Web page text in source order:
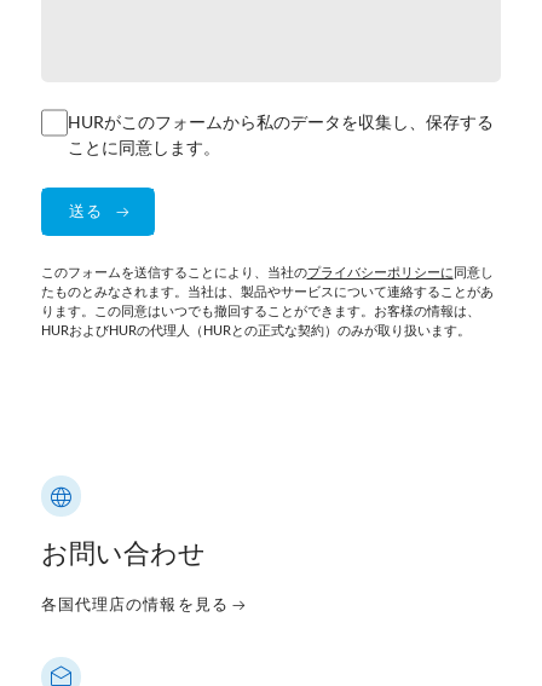
HURがこのフォームから私のデータを収集し、保存する
ことに同意します。
このフォームを送信することにより、当社のプライバシーポリシーに同意し
たものとみなされます。当社は、製品やサービスについて連絡することがあ
ります。この同意はいつでも撤回することができます。お客様の情報は、
HURおよびHURの代理人（HURとの正式な契約）のみが取り扱います。
お問い合わせ
各国代理店の情報を見る